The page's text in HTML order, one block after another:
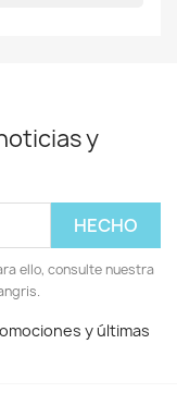
y
ello, consulte nuestra
y últimas